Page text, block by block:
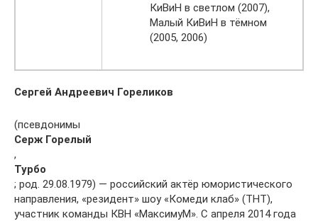
КиВиН в светлом (2007),
Малый КиВиН в тёмном
(2005, 2006)
Сергей Андреевич Гореликов
(псевдонимы
Серж Горелый
,
Турбо
; род. 29.08.1979) — российский актёр юмористического
направления, «резидент» шоу «Комеди клаб» (ТНТ),
участник команды КВН «МаксимуМ». С апреля 2014 года